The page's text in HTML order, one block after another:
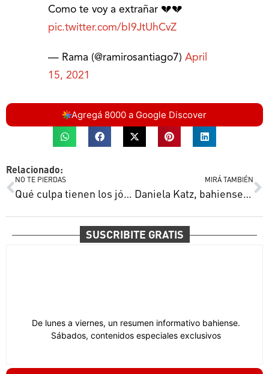
Como te voy a extrañar 💔💔
pic.twitter.com/bI9JtUhCvZ
— Rama (@ramirosantiago7) April
15, 2021
Agregá 8000 a Google Discover
Relacionado:
NO TE PIERDAS
Qué culpa tienen los jóvenes sobre el rebrote de coronavirus en Bahía Blanca
MIRÁ TAMBIÉN
Daniela Katz, bahiense en Israel: un futuro mejor, mientras vuelan los misiles
SUSCRIBITE GRATIS